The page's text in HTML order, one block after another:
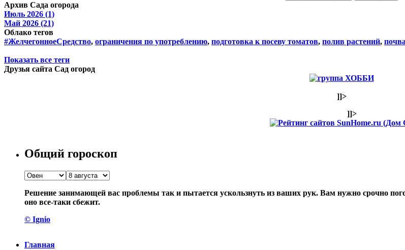
Архив Сада огорода
Июль 2026 (1)
Май 2026 (21)
Облако тегов
#ЖелчегонноеСредство, ограничения по употреблению, подготовка к посеву томатов, полив растений, почва
Показать все теги
Друзья сайта Сад огород
]]>
]]>
Общий гороскоп
Решение занимающей вас проблемы так и пытается ускользнуть из ваших рук. Вам нужно срочно
оно все-таки сбежит.
© Ignio
Главная